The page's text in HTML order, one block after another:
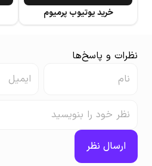
خرید یوتیوب پرمیوم
نظرات و پاسخ‌ها
ارسال نظر